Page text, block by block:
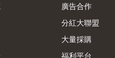
廣告合作
分紅大聯盟
大量採購
福利平台